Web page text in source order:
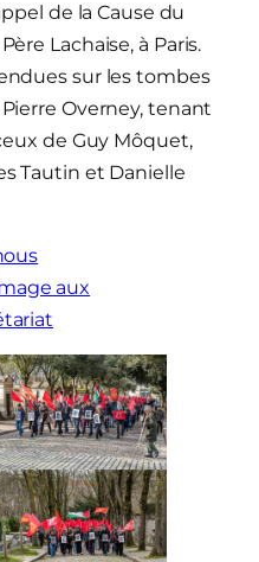
de la Cause du
Lachaise, à Paris.
sur les tombes
Overney, tenant
de Guy Môquet,
Tautin et Danielle
aux